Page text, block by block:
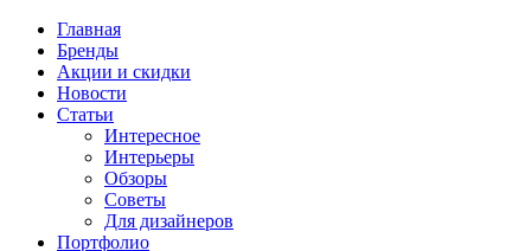
Главная
Бренды
Акции и скидки
Новости
Статьи
Интересное
Интерьеры
Обзоры
Советы
Для дизайнеров
Портфолио